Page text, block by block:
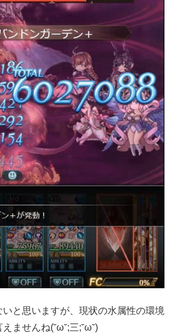
と思いますが、現状の水属性の環境
ませんね(˘ω˘;三;˘ω˘)